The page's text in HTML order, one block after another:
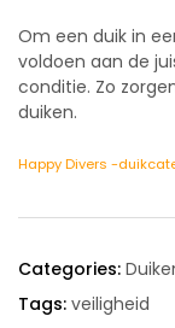
Om een duik in
voldoen aan de
conditie. Zo
duiken.
Happy Divers -
Categories:
Tags: veiligheid